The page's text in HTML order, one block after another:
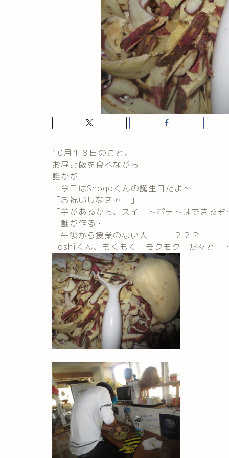
10月１８日のこと。
お昼ご飯を食べながら
誰かが
「今日はShogoくんの誕生日だよ～」
「お祝いしなきゃー」
「芋があるから、スイートポテトはできるぞ
「誰が作る・・・」
「午後から授業のない人 ？？？」
Toshiくん、もくもく モクモク 黙々と・